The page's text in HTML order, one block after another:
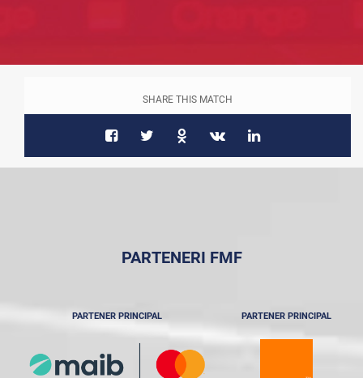
SHARE THIS MATCH
PARTENERI FMF
PARTENER PRINCIPAL PARTENER PRINCIPAL